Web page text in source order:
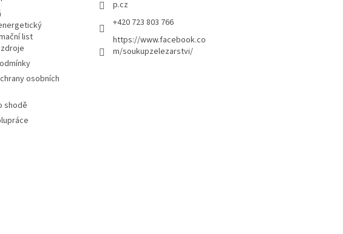
list
osobních
shodě
p.cz
+420 723 803 766
https://www.facebook.co
m/soukupzelezarstvi/